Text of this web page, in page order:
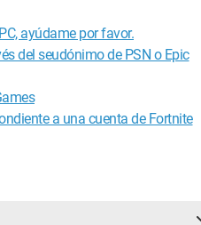
ayúdame por favor.
del seudónimo de PSN o Epic
a una cuenta de Fortnite